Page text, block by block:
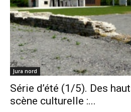
Jura nord
Série d’été (1/5). Des
scène culturelle :...